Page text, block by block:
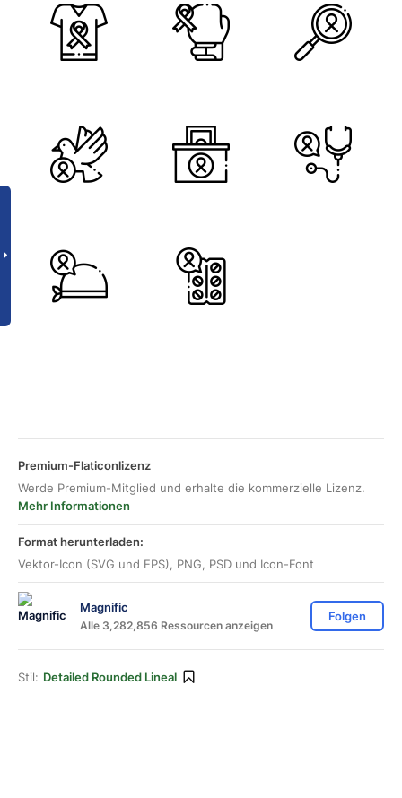
Premium-Flaticonlizenz
Werde Premium-Mitglied und erhalte die kommerzielle Lizenz.
Mehr Informationen
Format herunterladen:
Vektor-Icon (SVG und EPS), PNG, PSD und Icon-Font
Magnific
Alle 3,282,856 Ressourcen anzeigen
Folgen
Stil: Detailed Rounded Lineal